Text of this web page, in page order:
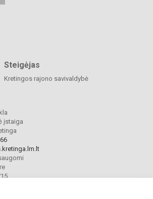
Steigėjas
Kretingos rajono savivaldybė
įstaiga